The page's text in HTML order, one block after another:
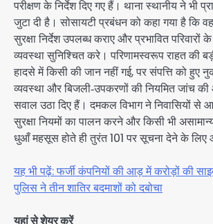
परीक्षण के निर्देश दिए गए हैं। थाना स्थानीय ने भी
जुटा दी है। सोसायटी प्रबंधन को कहा गया है कि
सुरक्षा निर्देश उपलब्ध कराए और प्रभावित परिवारों
व्यवस्था सुनिश्चित करे। परिणामस्वरूप राहत की
हादसे में किसी की जान नहीं गई, पर संपत्ति को हुए
व्यवस्था और बिजली‑उपकरणों की नियमित जांच
सवाल उठा दिए हैं। दमकल विभाग ने निवासियों से
सुरक्षा नियमों का पालन करने और किसी भी
धुआँ महसूस होते ही तुरंत 101 पर सूचना देने के लिए
यह भी पढ़ें: फर्जी कंपनियों की आड़ में करोड़ों की
पुलिस ने तीन शातिर बदमाशों को दबोचा